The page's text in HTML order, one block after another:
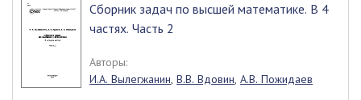
Сборник задач по высшей математике. В 4
частях. Часть 2
Авторы:
И.А. Вылегжанин, В.В. Вдовин, А.В. Пожидаев